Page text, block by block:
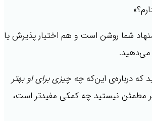
شما روشن است و هم اختیار پذیرش یا
می‌دهید.
که درباره‌ی این‌که چه چیزی برای او بهتر
مطمئن نیستید چه کمکی مفیدتر است،